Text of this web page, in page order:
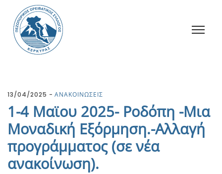
13/04/2025 ΑΝΑΚΟΙΝΩΣΕΙΣ
1-4 Μαϊου 2025- Ροδόπη -Μια
Μοναδική Εξόρμηση.-Αλλαγή
προγράμματος (σε νέα
ανακοίνωση).